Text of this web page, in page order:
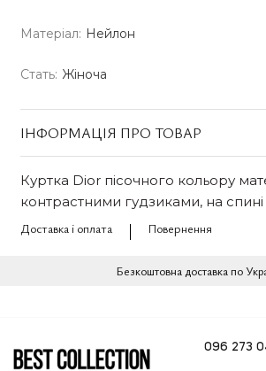
Матеріал: Нейлон
Стать: Жіноча
ІНФОРМАЦІЯ ПРО ТОВАР
Куртка Dior пісочного кольору
контрастними гудзиками, на спині
Доставка і оплата
Повернення
Безкоштовна доставка по
096 273